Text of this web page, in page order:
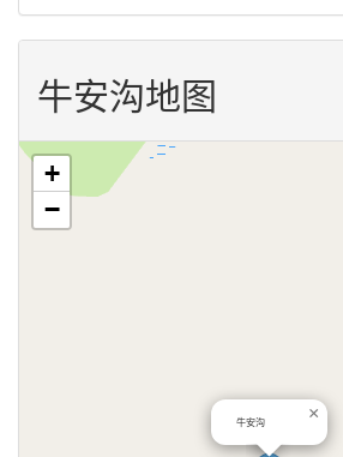
牛安沟地图
牛安沟 ×
+
−